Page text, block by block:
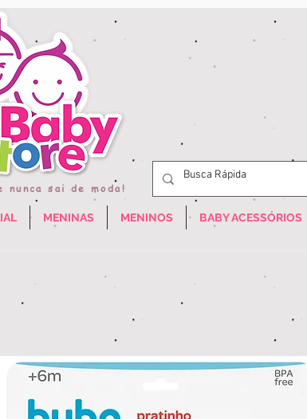
nunca sai de moda!
MENINAS MENINOS BABY ACESSÓRIOS